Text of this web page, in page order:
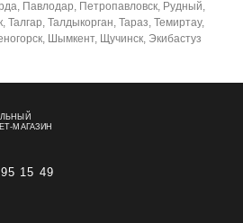
Павлодар, Петропавловск, Рудный,
Талдыкорган, Тараз, Темиртау,
Шымкент, Щучинск, Экибастуз
МАГАЗИН
15 49